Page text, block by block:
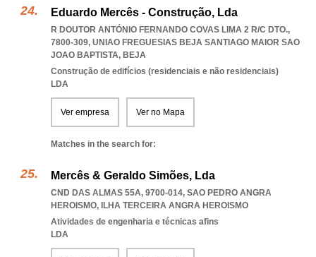
Eduardo Mercês - Construção, Lda
R DOUTOR ANTÓNIO FERNANDO COVAS LIMA 2 R/C DTO.,
7800-309, UNIAO FREGUESIAS BEJA SANTIAGO MAIOR SAO
JOAO BAPTISTA, BEJA
Construção de edifícios (residenciais e não residenciais)
LDA
Ver empresa Ver no Mapa
Matches in the search for:
Mercês & Geraldo Simões, Lda
CND DAS ALMAS 55A, 9700-014, SAO PEDRO ANGRA
HEROISMO, ILHA TERCEIRA ANGRA HEROISMO
Atividades de engenharia e técnicas afins
LDA